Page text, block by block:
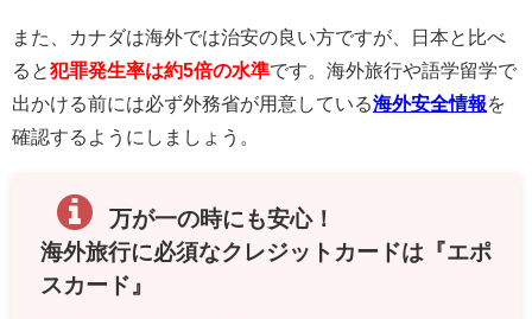
また、カナダは海外では治安の良い方ですが、日本と比べ
ると犯罪発生率は約5倍の水準です。海外旅行や語学留学で
出かける前には必ず外務省が用意している海外安全情報を
確認するようにしましょう。
万が一の時にも安心！
海外旅行に必須なクレジットカードは『エポ
スカード』